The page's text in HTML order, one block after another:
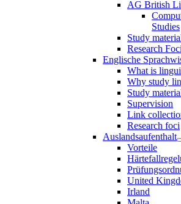
AG British
Studies
Study
Research
Englische
What is
Why study
Study
Supervision
Link
Research foci
Auslandsaufenthalt
Vorteile
United
Irland